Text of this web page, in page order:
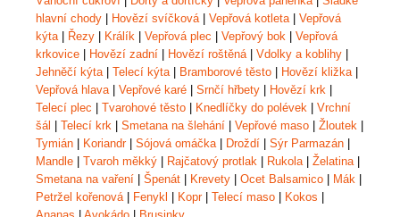
hlavní chody | Hovězí svíčková | Vepřová kotleta | Vepřová
kýta | Řezy | Králík | Vepřová plec | Vepřový bok | Vepřová
krkovice | Hovězí zadní | Hovězí roštěná | Vdolky a koblihy |
Jehněčí kýta | Telecí kýta | Bramborové těsto | Hovězí kližka |
Vepřová hlava | Vepřové karé | Srnčí hřbety | Hovězí krk |
Telecí plec | Tvarohové těsto | Knedlíčky do polévek | Vrchní
šál | Telecí krk | Smetana na šlehání | Vepřové maso | Žloutek |
Tymián | Koriandr| Sójová omáčka | Droždí | Sýr Parmazán |
Mandle | Tvaroh měkký | Rajčatový protlak | Rukola | Želatina |
Smetana na vaření | Špenát | Krevety | Ocet Balsamico | Mák |
Petržel kořenová | Fenykl | Kopr| Telecí maso | Kokos |